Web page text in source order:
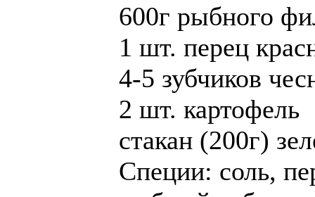
600г рыбного
1 шт. перец
4-5 зубчиков
2 шт. картофель
стакан (200г)
Специи: соль,